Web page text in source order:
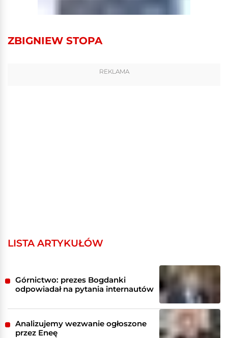
ZBIGNIEW STOPA
REKLAMA
LISTA ARTYKUŁÓW
Górnictwo: prezes Bogdanki
odpowiadał na pytania internautów
Analizujemy wezwanie ogłoszone
przez Eneę